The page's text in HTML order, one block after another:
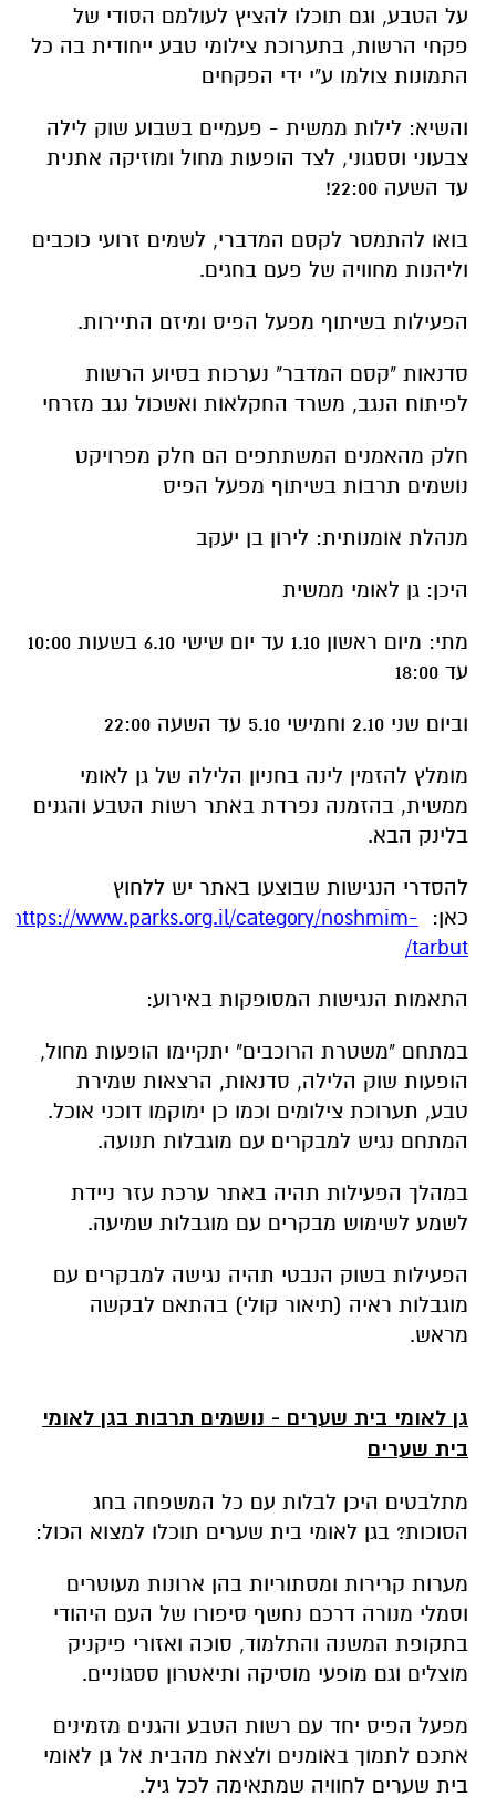
על הטבע, וגם תוכלו להציץ לעולמם הסודי של
פקחי הרשות, בתערוכת צילומי טבע ייחודית בה כל
התמונות צולמו ע"י ידי הפקחים
והשיא: לילות ממשית - פעמיים בשבוע שוק לילה
צבעוני וססגוני, לצד הופעות מחול ומוזיקה אתנית
עד השעה 22:00!
בואו להתמסר לקסם המדברי, לשמים זרועי כוכבים
וליהנות מחוויה של פעם בחגים.
הפעילות בשיתוף מפעל הפיס ומיזם התיירות.
סדנאות "קסם המדבר" נערכות בסיוע הרשות
לפיתוח הנגב, משרד החקלאות ואשכול נגב מזרחי
חלק מהאמנים המשתתפים הם חלק מפרויקט
נושמים תרבות בשיתוף מפעל הפיס
מנהלת אומנותית: לירון בן יעקב
היכן: גן לאומי ממשית
מתי: מיום ראשון 1.10 עד יום שישי 6.10 בשעות 10:00
עד 18:00
וביום שני 2.10 וחמישי 5.10 עד השעה 22:00
מומלץ להזמין לינה בחניון הלילה של גן לאומי
ממשית, בהזמנה נפרדת באתר רשות הטבע והגנים
בלינק הבא.
להסדרי הנגישות שבוצעו באתר יש ללחוץ
כאן:
https://www.parks.org.il/category/noshmim-
tarbut/
התאמות הנגישות המסופקות באירוע:
במתחם "משטרת הרוכבים" יתקיימו הופעות מחול,
הופעות שוק הלילה, סדנאות, הרצאות שמירת
טבע, תערוכת צילומים וכמו כן ימוקמו דוכני אוכל.
המתחם נגיש למבקרים עם מוגבלות תנועה.
במהלך הפעילות תהיה באתר ערכת עזר ניידת
לשמע לשימוש מבקרים עם מוגבלות שמיעה.
הפעילות בשוק הנבטי תהיה נגישה למבקרים עם
מוגבלות ראיה (תיאור קולי) בהתאם לבקשה
מראש.
גן לאומי בית שערים - נושמים תרבות בגן לאומי
בית שערים
מתלבטים היכן לבלות עם כל המשפחה בחג
הסוכות? בגן לאומי בית שערים תוכלו למצוא הכול:
מערות קרירות ומסתוריות בהן ארונות מעוטרים
וסמלי מנורה דרכם נחשף סיפורו של העם היהודי
בתקופת המשנה והתלמוד, סוכה ואזורי פיקניק
מוצלים וגם מופעי מוסיקה ותיאטרון ססגוניים.
מפעל הפיס יחד עם רשות הטבע והגנים מזמינים
אתכם לתמוך באומנים ולצאת מהבית אל גן לאומי
בית שערים לחוויה שמתאימה לכל גיל.